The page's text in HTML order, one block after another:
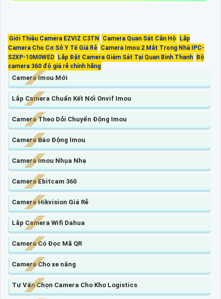
Giới Thiệu Camera EZVIZ C3TN Camera Quan Sát Căn Hộ
Lắp
Camera Cho Cơ Sở Y Tế Giá Rẻ Camera Imou 2 Mắt Trong Nhà IPC-
S2XP-10M0WED
Lắp Đặt Camera Giám Sát Tại Quan Binh Thanh
Bộ
camera 360 độ giá rẻ chính hãng
Camera Imou Mới
Lắp Camera Chuẩn Kết Nối Onvif Imou
Camera Theo Dỏi Chuyển Động Imou
Camera Báo Động Imou
Camera Imou Nhụa Nhẹ
Camera Ebitcam 360
Camera Hikvision Giá Rẻ
Lắp Camera Wifi Dahua
Camera Có Đọc Mã QR
Camera Cho xe nâng
Tư Vấn Chọn Camera Cho Kho Logistics